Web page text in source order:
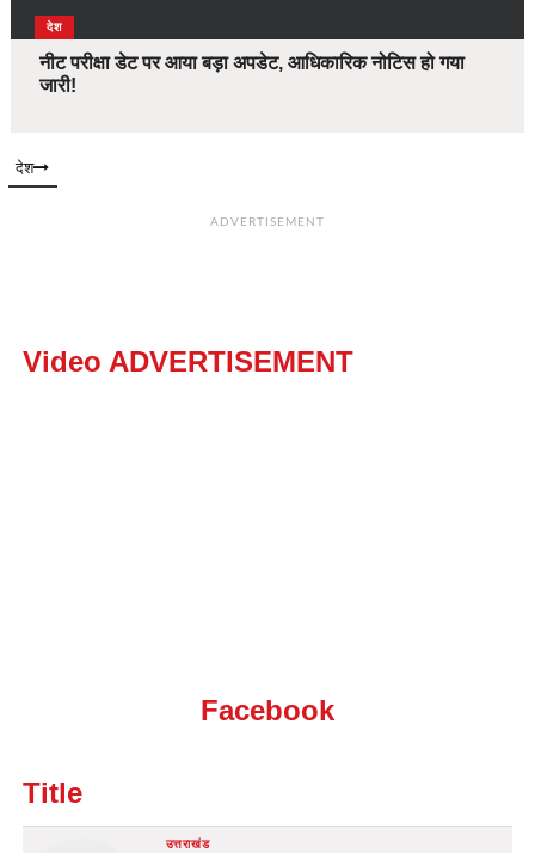
देश
नीट परीक्षा डेट पर आया बड़ा अपडेट, आधिकारिक नोटिस हो गया
जारी!
देश
ADVERTISEMENT
Video ADVERTISEMENT
Facebook
Title
उत्तराखंड